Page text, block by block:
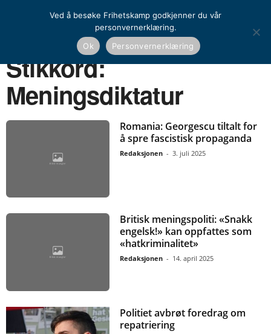
Meningsdiktatur
Stikkord:
Meningsdiktatur
Romania: Georgescu tiltalt for
å spre fascistisk propaganda
Redaksjonen - 3. juli 2025
Britisk meningspoliti: «Snakk
engelsk!» kan oppfattes som
«hatkriminalitet»
Redaksjonen - 14. april 2025
Politiet avbrøt foredrag om
repatriering
Ved å besøke Frihetskamp godkjenner du vår
personvernerklæring.
Ok
Personvernerklæring